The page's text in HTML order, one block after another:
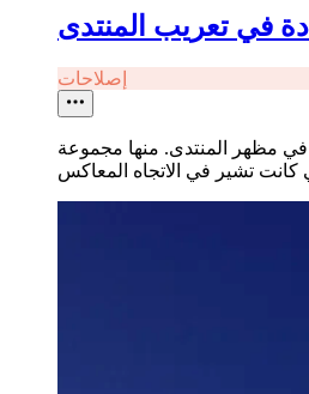
في تعريب المنتدى
إصلاحات
مظهر المنتدى. منها مجموعة
تشير في الاتجاه المعاكس